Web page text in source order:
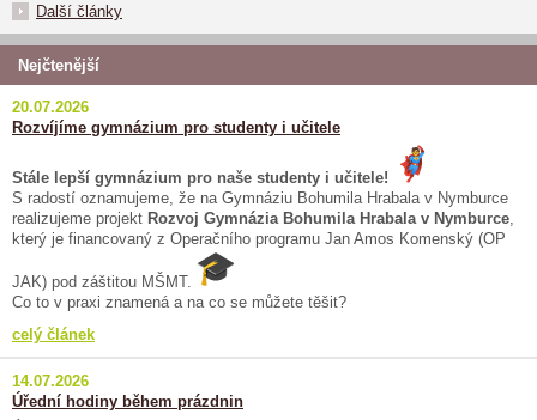
Další články
Nejčtenější
20.07.2026
Rozvíjíme gymnázium pro studenty i učitele
Stále lepší gymnázium pro naše studenty i učitele!
S radostí oznamujeme, že na Gymnáziu Bohumila Hrabala v Nymburce
realizujeme projekt Rozvoj Gymnázia Bohumila Hrabala v Nymburce
který je financovaný z Operačního programu Jan Amos Komenský (OP
JAK) pod záštitou MŠMT.
Co to v praxi znamená a na co se můžete těšit?
celý článek
14.07.2026
Úřední hodiny během prázdnin